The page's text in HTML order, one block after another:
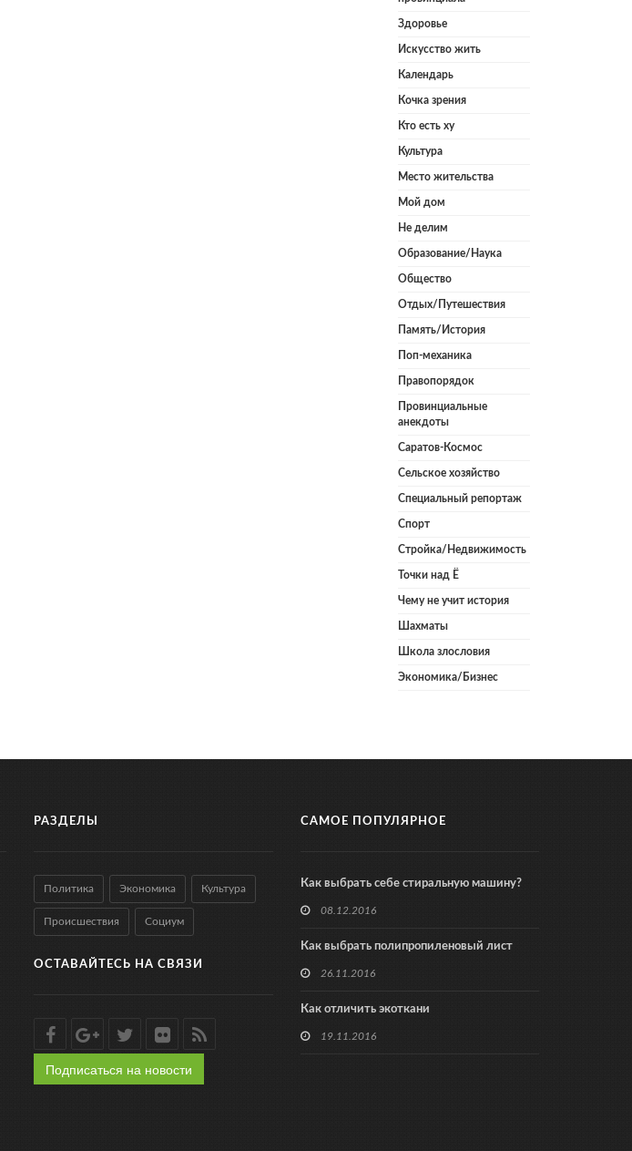
Здоровье
Искусство жить
Календарь
Кочка зрения
Кто есть ху
Культура
Место жительства
Мой дом
Не делим
Образование/Наука
Общество
Отдых/Путешествия
Память/История
Поп-механика
Правопорядок
Провинциальные
анекдоты
Саратов-Космос
Сельское хозяйство
Специальный репортаж
Спорт
Стройка/Недвижимость
Точки над Ё
Чему не учит история
Шахматы
Школа злословия
Экономика/Бизнес
РАЗДЕЛЫ
Политика Экономика Культура
Происшествия Социум
ОСТАВАЙТЕСЬ НА СВЯЗИ
Подписаться на новости
САМОЕ ПОПУЛЯРНОЕ
Как выбрать себе стиральную машину?
08.12.2016
Как выбрать полипропиленовый лист
26.11.2016
Как отличить экоткани
19.11.2016